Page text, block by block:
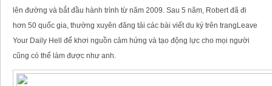
lên đường và bắt đầu hành trình từ năm 2009. Sau 5 năm, Robert đã đi
hơn 50 quốc gia, thường xuyên đăng tải các bài viết du ký trên trangLeave
Your Daily Hell để khơi nguồn cảm hứng và tạo động lực cho mọi người
cũng có thể làm được như anh.